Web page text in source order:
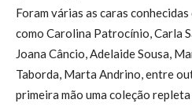
Foram várias as caras
como Carolina Patrocínio, Carla
Joana Câncio, Adelaide Sousa,
Taborda, Marta Andrino, entre
primeira mão uma coleção